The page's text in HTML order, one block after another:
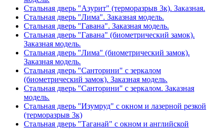
Стальная дверь "Азурит" (терморазрыв 3к). Заказная.
Стальная дверь "Лима". Заказная модель.
Стальная дверь "Гавана". Заказная модель.
Стальная дверь "Гавана" (биометрический замок).
Заказная модель.
Стальная дверь "Лима" (биометрический замок).
Заказная модель.
Стальная дверь "Санторини" с зеркалом
(биометрический замок). Заказная модель.
Стальная дверь "Санторини" с зеркалом. Заказная
модель.
Стальная дверь "Изумруд" с окном и лазерной резкой
(терморазрыв 3к)
Стальная дверь "Таганай" с окном и английской